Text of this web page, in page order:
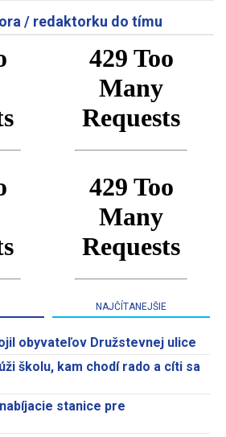
/ redaktorku do tímu
NAJČÍTANEJŠIE
obyvateľov Družstevnej ulice
školu, kam chodí rado a cíti sa
stanice pre